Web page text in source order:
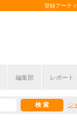
登録アーテ
編集部 レポート
ジ